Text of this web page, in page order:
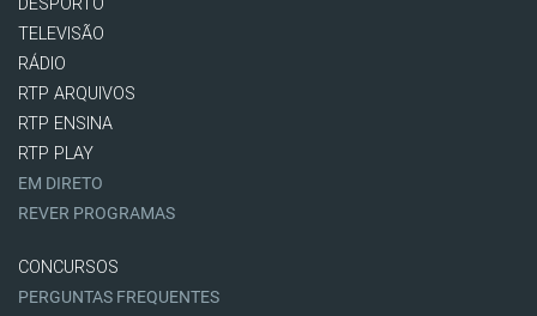
DESPORTO
TELEVISÃO
RÁDIO
RTP ARQUIVOS
RTP ENSINA
RTP PLAY
EM DIRETO
REVER PROGRAMAS
CONCURSOS
PERGUNTAS FREQUENTES